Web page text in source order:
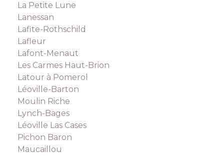
La Petite Lune
Lanessan
Lafite-Rothschild
Lafleur
Lafont-Menaut
Les Carmes Haut-Brion
Latour à Pomerol
Léoville-Barton
Moulin Riche
Lynch-Bages
Léoville Las Cases
Pichon Baron
Maucaillou